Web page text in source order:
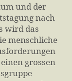
und der
nach
wird das
menschliche
grossen